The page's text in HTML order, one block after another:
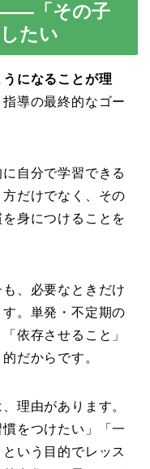
「その子
たい
になることが理
導の最終的なゴー
自分で学習できる
だけでなく、その
身につけることを
、必要なときだけ
。単発・不定期の
依存させること」
だからです。
理由があります。
をつけたい」「一
いう目的でレッス